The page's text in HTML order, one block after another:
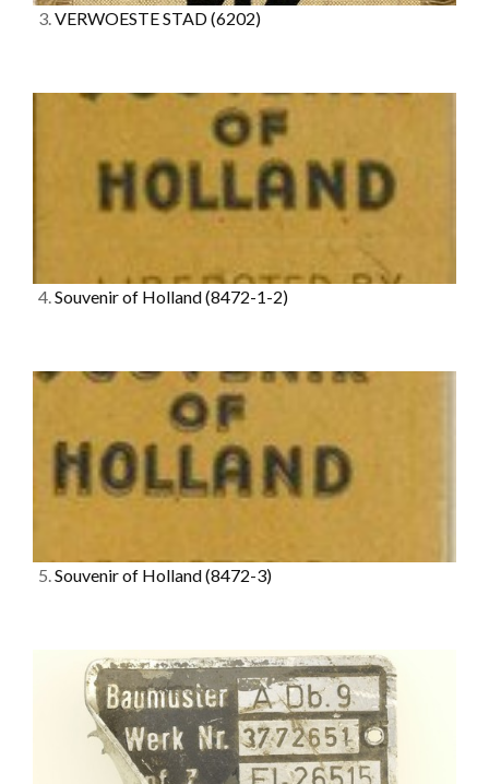
3.VERWOESTE STAD(6202)
4.Souvenir of Holland(8472-1-2)
5.Souvenir of Holland(8472-3)